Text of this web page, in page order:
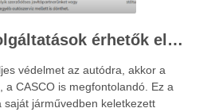
Milyen extra szolgáltatások érhetők el a casco biztosítás keretében?
védelmet az autódra, akkor a
a CASCO is megfontolandó. Ez a
járművedben keletkezett